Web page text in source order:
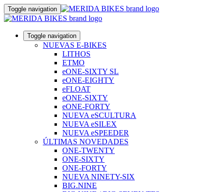
Toggle navigation
Toggle navigation
NUEVAS E-BIKES
LITHOS
ETMO
eONE-SIXTY SL
eONE-EIGHTY
eFLOAT
eONE-SIXTY
eONE-FORTY
NUEVA eSCULTURA
NUEVA eSILEX
NUEVA eSPEEDER
ÚLTIMAS NOVEDADES
ONE-TWENTY
ONE-SIXTY
ONE-FORTY
NUEVA NINETY-SIX
BIG.NINE